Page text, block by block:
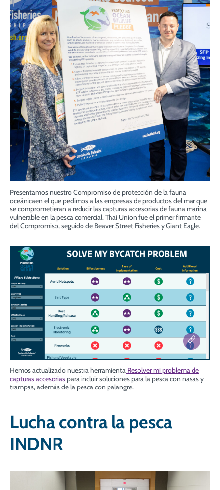
Presentamos nuestroCompromiso de protección de la fauna
oceánicaen el que pedimos a las empresas de productos del mar que
se comprometieran a reducir las capturas accesorias de fauna marina
vulnerable en la pesca comercial. Thai Union fue el primer firmante
del Compromiso, seguido de Beaver Street Fisheries y Giant Eagle.
Hemos actualizadonuestra herramienta Resolver mi problema de
capturas accesoriaspara incluir soluciones para la pesca con nasas y
trampas, además de la pesca con palangre.
Lucha contra la pesca
INDNR